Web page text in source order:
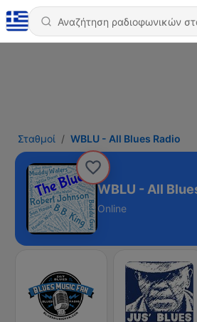
Σταθμοί WBLU - All Blues Radio
WBLU - All
Online